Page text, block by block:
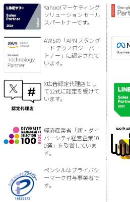
Yahoo!マーケティング
ソリューション セール
スパートナーです。
AWSの「APN スタンダ
ード テクノロジーパー
トナー」に認定されて
います。
X広告認定代理店とし
て公式に認定を受けて
います。
経済産業省「新・ダイ
バーシティ経営企業10
0選」を受賞していま
す。
ペンシルはプライバシ
ーマーク付与事業者で
す。